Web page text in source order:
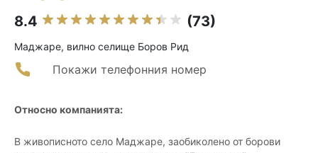
8.4 (73)
Маджаре, вилно селище Боров Рид
Покажи телефонния номер
Относно компанията:
В живописното село Маджаре, заобиколено от борови